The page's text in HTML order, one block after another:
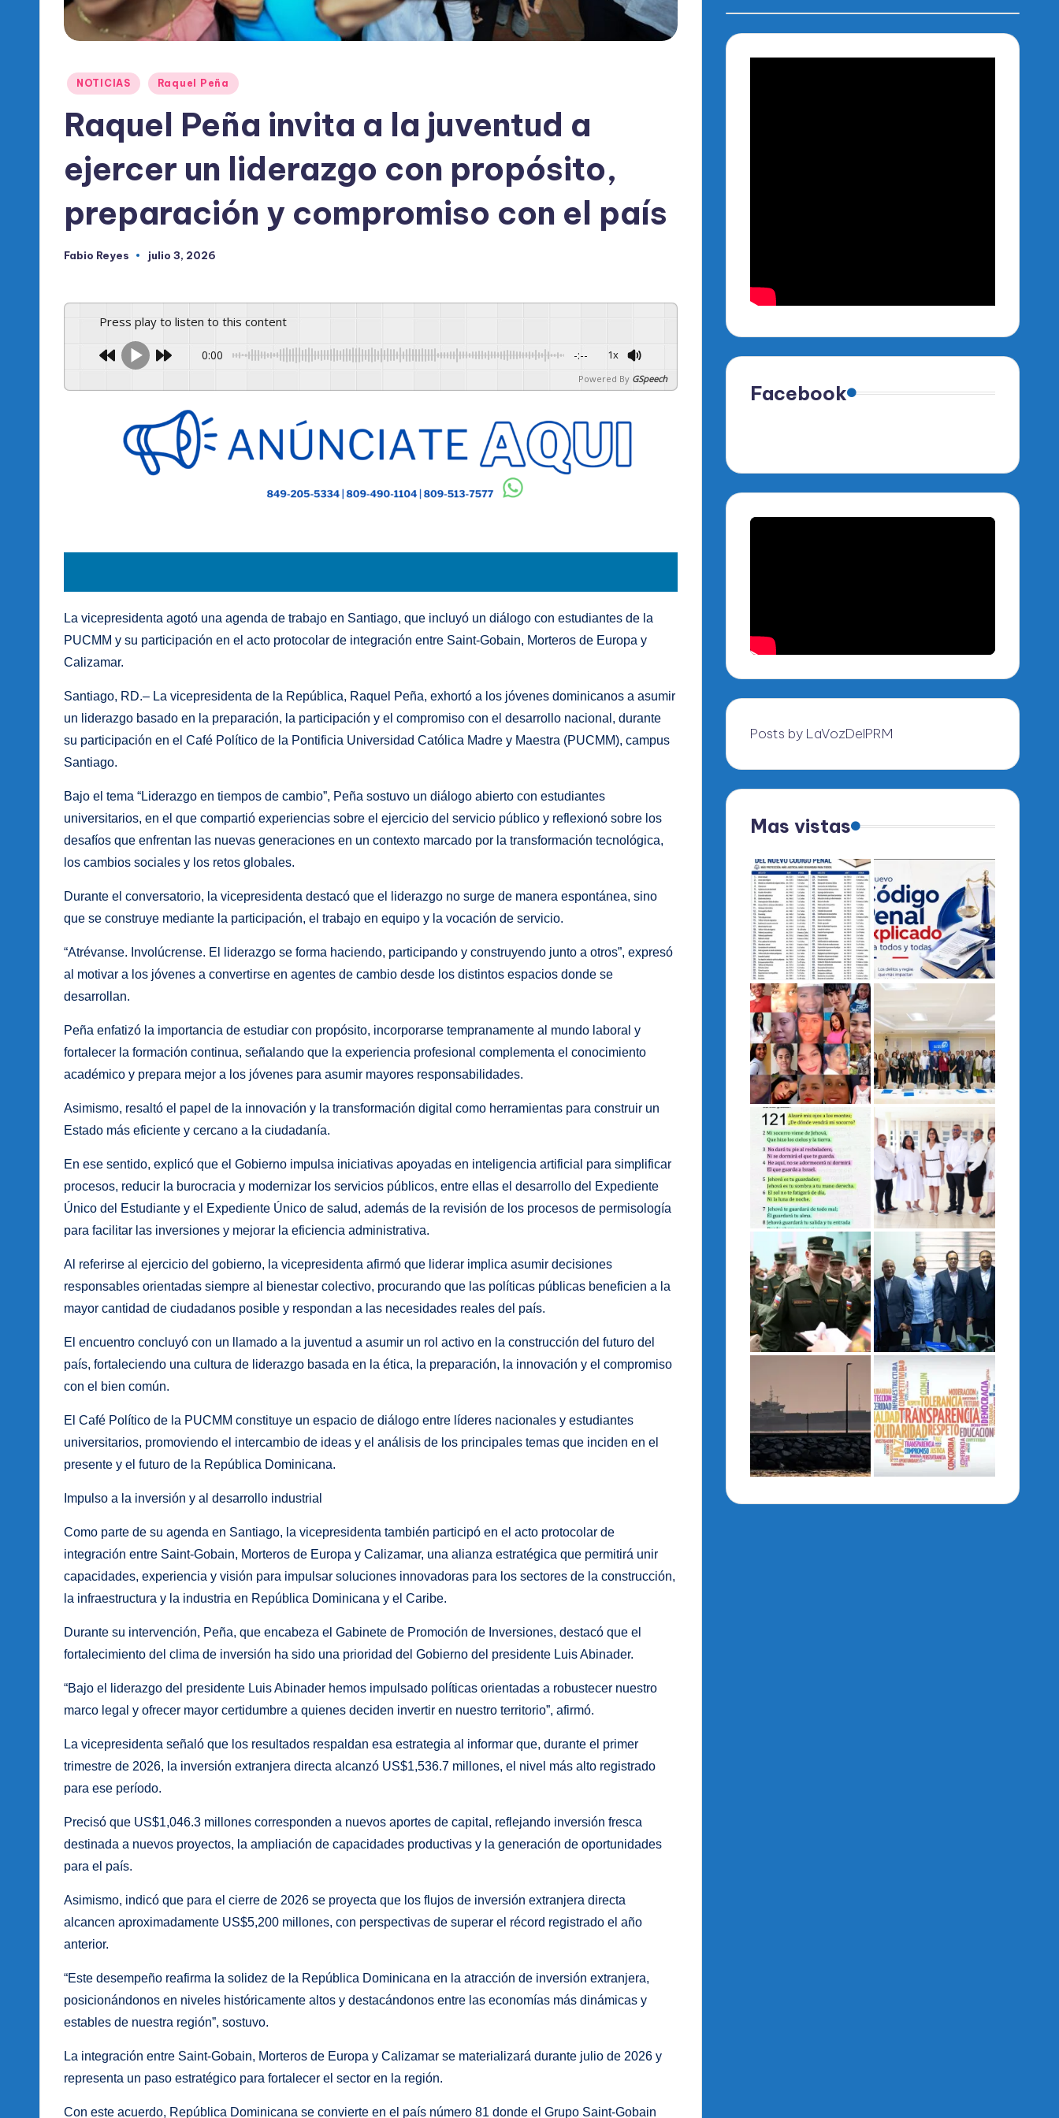
M
Publicado
NOTICIAS Raquel Peña
Raquel Peña invita a la juventud a
ejercer un liderazgo con propósito,
preparación y compromiso con el país
Publicado
Fabio Reyes julio 3, 2026
Press play to listen to this content
0:00 -:-- 1x
Powered By GSpeech
La vicepresidenta agotó una agenda de trabajo en Santiago, que incluyó un diálogo con estudiantes de la
PUCMM y su participación en el acto protocolar de integración entre Saint-Gobain, Morteros de Europa y
Calizamar.
Santiago, RD.– La vicepresidenta de la República, Raquel Peña, exhortó a los jóvenes dominicanos a asumir
un liderazgo basado en la preparación, la participación y el compromiso con el desarrollo nacional, durante
su participación en el Café Político de la Pontificia Universidad Católica Madre y Maestra (PUCMM), campus
Santiago.
Bajo el tema “Liderazgo en tiempos de cambio”, Peña sostuvo un diálogo abierto con estudiantes
universitarios, en el que compartió experiencias sobre el ejercicio del servicio público y reflexionó sobre los
desafíos que enfrentan las nuevas generaciones en un contexto marcado por la transformación tecnológica,
los cambios sociales y los retos globales.
Durante el conversatorio, la vicepresidenta destacó que el liderazgo no surge de manera espontánea, sino
que se construye mediante la participación, el trabajo en equipo y la vocación de servicio.
“Atrévanse. Involúcrense. El liderazgo se forma haciendo, participando y construyendo junto a otros”, expresó
al motivar a los jóvenes a convertirse en agentes de cambio desde los distintos espacios donde se
desarrollan.
Peña enfatizó la importancia de estudiar con propósito, incorporarse tempranamente al mundo laboral y
fortalecer la formación continua, señalando que la experiencia profesional complementa el conocimiento
académico y prepara mejor a los jóvenes para asumir mayores responsabilidades.
Asimismo, resaltó el papel de la innovación y la transformación digital como herramientas para construir un
Estado más eficiente y cercano a la ciudadanía.
En ese sentido, explicó que el Gobierno impulsa iniciativas apoyadas en inteligencia artificial para simplificar
procesos, reducir la burocracia y modernizar los servicios públicos, entre ellas el desarrollo del Expediente
Único del Estudiante y el Expediente Único de salud, además de la revisión de los procesos de permisología
para facilitar las inversiones y mejorar la eficiencia administrativa.
Al referirse al ejercicio del gobierno, la vicepresidenta afirmó que liderar implica asumir decisiones
responsables orientadas siempre al bienestar colectivo, procurando que las políticas públicas beneficien a la
mayor cantidad de ciudadanos posible y respondan a las necesidades reales del país.
El encuentro concluyó con un llamado a la juventud a asumir un rol activo en la construcción del futuro del
país, fortaleciendo una cultura de liderazgo basada en la ética, la preparación, la innovación y el compromiso
con el bien común.
El Café Político de la PUCMM constituye un espacio de diálogo entre líderes nacionales y estudiantes
universitarios, promoviendo el intercambio de ideas y el análisis de los principales temas que inciden en el
presente y el futuro de la República Dominicana.
Impulso a la inversión y al desarrollo industrial
Como parte de su agenda en Santiago, la vicepresidenta también participó en el acto protocolar de
integración entre Saint-Gobain, Morteros de Europa y Calizamar, una alianza estratégica que permitirá unir
capacidades, experiencia y visión para impulsar soluciones innovadoras para los sectores de la construcción,
la infraestructura y la industria en República Dominicana y el Caribe.
Durante su intervención, Peña, que encabeza el Gabinete de Promoción de Inversiones, destacó que el
fortalecimiento del clima de inversión ha sido una prioridad del Gobierno del presidente Luis Abinader.
“Bajo el liderazgo del presidente Luis Abinader hemos impulsado políticas orientadas a robustecer nuestro
marco legal y ofrecer mayor certidumbre a quienes deciden invertir en nuestro territorio”, afirmó.
La vicepresidenta señaló que los resultados respaldan esa estrategia al informar que, durante el primer
trimestre de 2026, la inversión extranjera directa alcanzó US$1,536.7 millones, el nivel más alto registrado
para ese período.
Precisó que US$1,046.3 millones corresponden a nuevos aportes de capital, reflejando inversión fresca
destinada a nuevos proyectos, la ampliación de capacidades productivas y la generación de oportunidades
para el país.
Asimismo, indicó que para el cierre de 2026 se proyecta que los flujos de inversión extranjera directa
alcancen aproximadamente US$5,200 millones, con perspectivas de superar el récord registrado el año
anterior.
“Este desempeño reafirma la solidez de la República Dominicana en la atracción de inversión extranjera,
posicionándonos en niveles históricamente altos y destacándonos entre las economías más dinámicas y
estables de nuestra región”, sostuvo.
La integración entre Saint-Gobain, Morteros de Europa y Calizamar se materializará durante julio de 2026 y
representa un paso estratégico para fortalecer el sector en la región.
Con este acuerdo, República Dominicana se convierte en el país número 81 donde el Grupo Saint-Gobain
Facebook
Posts by LaVozDelPRM
Mas vistas